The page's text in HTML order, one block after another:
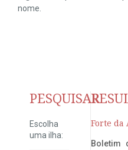
nome.
PESQUISAR
Escolha
uma ilha:
Forte da
Boletim